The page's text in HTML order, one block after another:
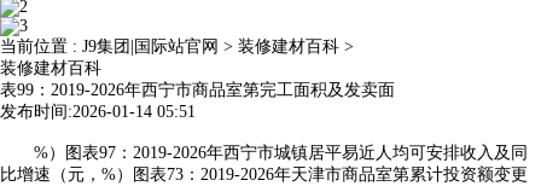
当前位置 : J9集团|国际站官网 > 装修建材百科 >
装修建材百科
表99：2019-2026年西宁市商品室第完工面积及发卖面
发布时间:2026-01-14 05:51
%）图表97：2019-2026年西宁市城镇居平易近人均可安排收入及同
比增速（元，%）图表73：2019-2026年天津市商品室第累计投资额变更